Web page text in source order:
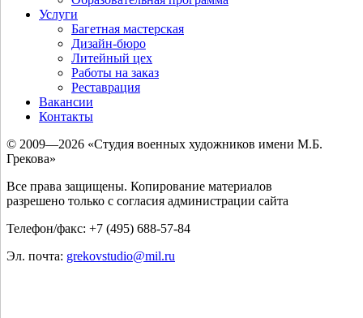
Услуги
Багетная мастерская
Дизайн-бюро
Литейный цех
Работы на заказ
Реставрация
Вакансии
Контакты
© 2009—2026 «Студия военных художников имени М.Б.
Грекова»
Все права защищены. Копирование материалов
разрешено только с согласия администрации сайта
Телефон/факс: +7 (495) 688-57-84
Эл. почта: grekovstudio@mil.ru